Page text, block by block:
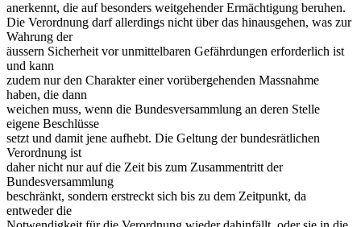
anerkennt, die auf besonders weitgehender Ermächtigung beruhen.
Die Verordnung darf allerdings nicht über das hinausgehen, was zur
Wahrung der
äussern Sicherheit vor unmittelbaren Gefährdungen erforderlich ist
und kann
zudem nur den Charakter einer vorübergehenden Massnahme
haben, die dann
weichen muss, wenn die Bundesversammlung an deren Stelle
eigene Beschlüsse
setzt und damit jene aufhebt. Die Geltung der bundesrätlichen
Verordnung ist
daher nicht nur auf die Zeit bis zum Zusammentritt der
Bundesversammlung
beschränkt, sondern erstreckt sich bis zu dem Zeitpunkt, da
entweder die